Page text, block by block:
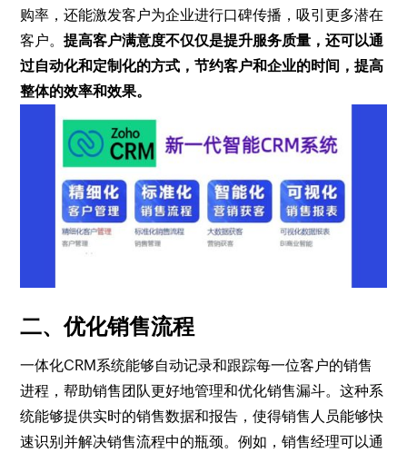
购率，还能激发客户为企业进行口碑传播，吸引更多潜在
客户。提高客户满意度不仅仅是提升服务质量，还可以通
过自动化和定制化的方式，节约客户和企业的时间，提高
整体的效率和效果。
二、优化销售流程
一体化CRM系统能够自动记录和跟踪每一位客户的销售
进程，帮助销售团队更好地管理和优化销售漏斗。这种系
统能够提供实时的销售数据和报告，使得销售人员能够快
速识别并解决销售流程中的瓶颈。例如，销售经理可以通